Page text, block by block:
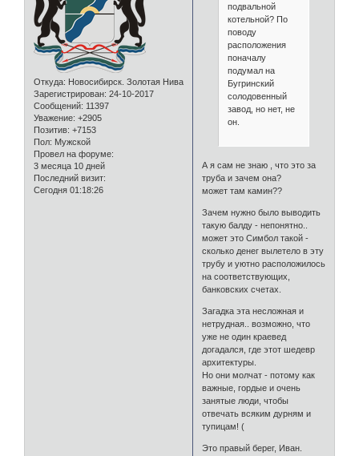
Откуда: Новосибирск. Золотая Нива
Зарегистрирован: 24-10-2017
Сообщений: 11397
Уважение: +2905
Позитив: +7153
Пол: Мужской
Провел на форуме:
3 месяца 10 дней
Последний визит:
Сегодня 01:18:26
подвальной
котельной? По
поводу
расположения
поначалу
подумал на
Бугринский
солодовенный
завод, но нет, не
он.
А я сам не знаю , что это за
труба и зачем она?
может там камин??
Зачем нужно было выводить
такую балду - непонятно..
может это Симбол такой -
сколько денег вылетело в эту
трубу и уютно расположилось
на соответствующих,
банковских счетах.
Загадка эта несложная и
нетрудная.. возможно, что
уже не один краевед
догадался, где этот шедевр
архитектуры.
Но они молчат - потому как
важные, гордые и очень
занятые люди, чтобы
отвечать всяким дурням и
тупицам! (
Это правый берег, Иван.